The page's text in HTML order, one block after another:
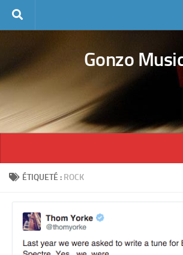
Skip to content
Gonzo
ÉTIQUETÉ : ROCK